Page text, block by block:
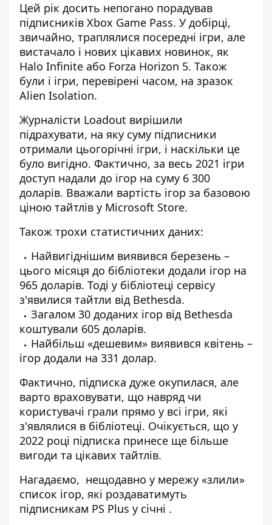
Цей рік досить непогано порадував
підписників Xbox Game Pass. У добірці,
звичайно, траплялися посередні ігри, але
вистачало і нових цікавих новинок, як
Halo Infinite або Forza Horizon 5. Також
були і ігри, перевірені часом, на зразок
Alien Isolation.
Журналісти Loadout вирішили
підрахувати, на яку суму підписники
отримали цьогорічні ігри, і наскільки це
було вигідно. Фактично, за весь 2021 ігри
доступ надали до ігор на суму 6 300
доларів. Вважали вартість ігор за базовою
ціною тайтлів у Microsoft Store.
Також трохи статистичних даних:
Найвигіднішим виявився березень –
цього місяця до бібліотеки додали ігор на
965 доларів. Тоді у бібліотеці сервісу
з'явилися тайтли від Bethesda.
Загалом 30 доданих ігор від Bethesda
коштували 605 доларів.
Найбільш «дешевим» виявився квітень –
ігор додали на 331 долар.
Фактично, підписка дуже окупилася, але
варто враховувати, що навряд чи
користувачі грали прямо у всі ігри, які
з'являлися в бібліотеці. Очікується, що у
2022 році підписка принесе ще більше
вигоди та цікавих тайтлів.
Нагадаємо, нещодавно у мережу «злили»
список ігор, які роздаватимуть
підписникам PS Plus у січні .